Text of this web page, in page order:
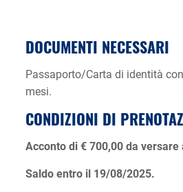
DOCUMENTI NECESSARI
Passaporto/Carta di identità
mesi.
CONDIZIONI DI
Acconto di € 700,00 da
Saldo entro il 19/08/2025.